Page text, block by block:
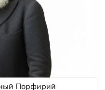
Порфирий